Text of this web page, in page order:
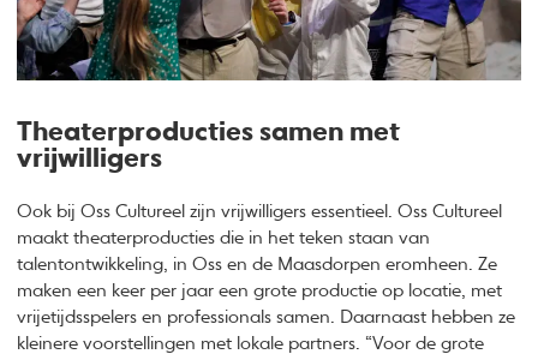
Theaterproducties samen met
vrijwilligers
Ook bij Oss Cultureel zijn vrijwilligers essentieel. Oss Cultureel
maakt theaterproducties die in het teken staan van
talentontwikkeling, in Oss en de Maasdorpen eromheen. Ze
maken een keer per jaar een grote productie op locatie, met
vrijetijdsspelers en professionals samen. Daarnaast hebben ze
kleinere voorstellingen met lokale partners. “Voor de grote